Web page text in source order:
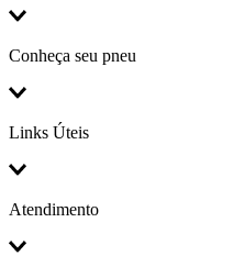
Conheça seu pneu
Links Úteis
Atendimento